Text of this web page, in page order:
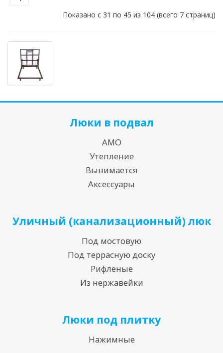
Показано с 31 по 45 из 104 (всего 7 страниц)
Люки в подвал
АМО
Утепление
Вынимается
Аксессуары
Уличный (канализационный) люк
Под мостовую
Под террасную доску
Рифленые
Из нержавейки
Люки под плитку
Нажимные